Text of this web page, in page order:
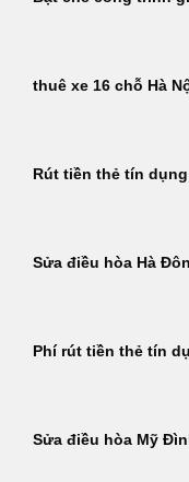
thuê xe 16 chỗ Hà
Rút tiền thẻ tín
Sửa điều hòa Hà
Phí rút tiền thẻ tín
Sửa điều hòa Mỹ